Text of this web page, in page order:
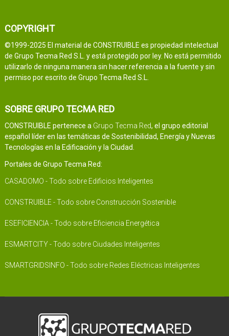
COPYRIGHT
©1999-2025 El material de CONSTRUIBLE es propiedad intelectual
de Grupo Tecma Red S.L. y está protegido por ley. No está permitido
utilizarlo de ninguna manera sin hacer referencia a la fuente y sin
permiso por escrito de Grupo Tecma Red S.L.
SOBRE GRUPO TECMA RED
CONSTRUIBLE pertenece a Grupo Tecma Red, el grupo editorial
español líder en las temáticas de Sostenibilidad, Energía y Nuevas
Tecnologías en la Edificación y la Ciudad.
Portales de Grupo Tecma Red:
CASADOMO - Todo sobre Edificios Inteligentes
CONSTRUIBLE - Todo sobre Construcción Sostenible
ESEFICIENCIA - Todo sobre Eficiencia Energética
ESMARTCITY - Todo sobre Ciudades Inteligentes
SMARTGRIDSINFO - Todo sobre Redes Eléctricas Inteligentes